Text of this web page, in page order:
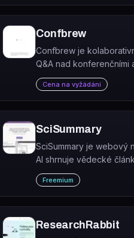
Confbrew
Confbrew je
Q&A nad konferenčními
materiály, postavená na
Contenda a Markprompt.
Cena na vyžádání
SciSummary
SciSummary je webový
AI shrnuje vědecké
práce během několika
Freemium
ResearchRabbit